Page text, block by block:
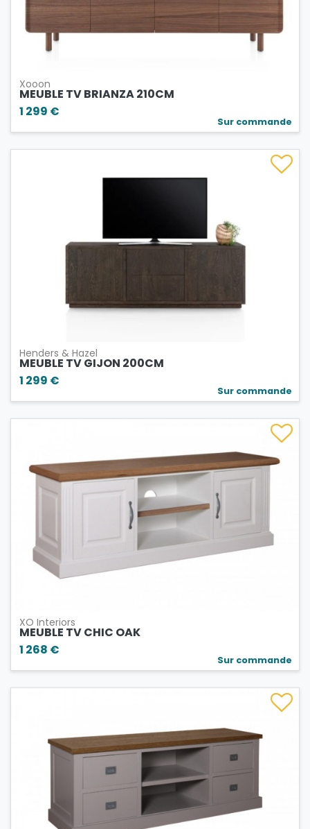
Xooon
MEUBLE TV BRIANZA 210CM
1 299 €
Sur commande
Henders & Hazel
MEUBLE TV GIJON 200CM
1 299 €
Sur commande
XO Interiors
MEUBLE TV CHIC OAK
1 268 €
Sur commande